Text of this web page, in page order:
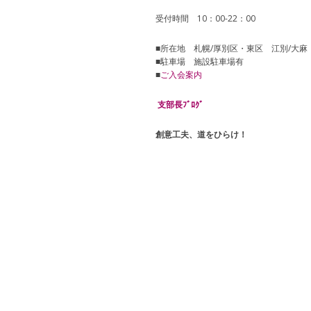
受付時間 10：00-22：00
■所在地 札幌/厚別区・東区 江別/大麻
■駐車場 施設駐車場有
■ご入会案内
支部長ﾌﾞﾛｸﾞ
創意工夫、道をひらけ！